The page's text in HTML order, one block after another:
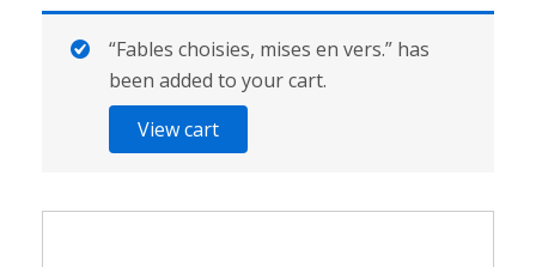
View cart
“Fables choisies, mises en vers.” has
been added to your cart.